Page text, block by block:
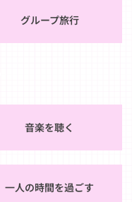
グループ旅行
音楽を聴く
一人の時間を過ごす